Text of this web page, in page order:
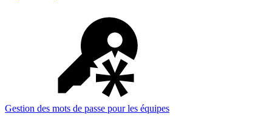
Gestion des mots de passe pour les équipes